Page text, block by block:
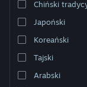
Zmień język
Pobierz aplikację
Wersja
Chiński
Japoński
Koreański
Tajski
Arabski
Liczba wyników
uwzględniono 2